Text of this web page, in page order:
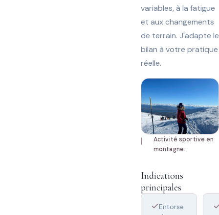
variables, à la fatigue
et aux changements
de terrain. J'adapte le
bilan à votre pratique
réelle.
Activité sportive en
montagne.
Indications
principales
Entorse